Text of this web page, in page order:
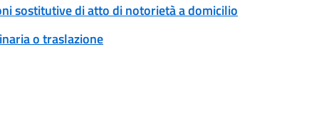
sostitutive di atto di notorietà a domicilio
o traslazione